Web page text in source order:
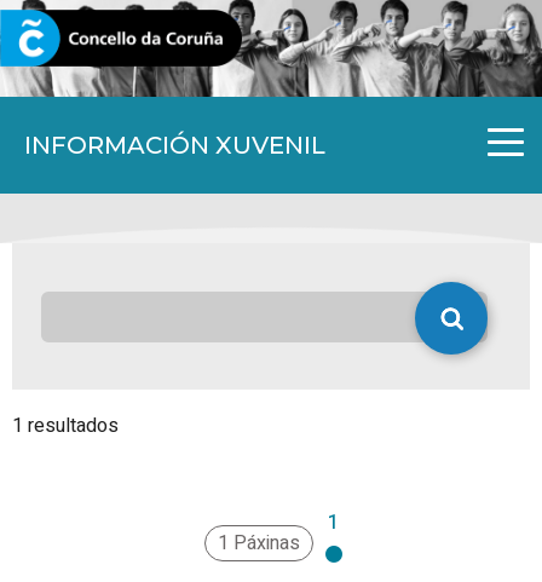
INFORMACIÓN XUVENIL
CORUNA.GAL
1 resultados
1 Páxinas
1